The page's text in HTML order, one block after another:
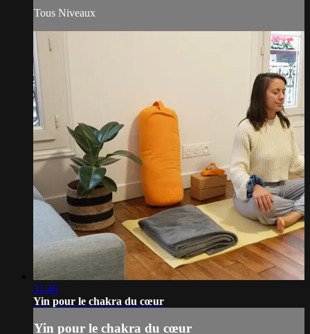
Tous Niveaux
31:46
Yin pour le chakra du cœur
Yin pour le chakra du cœur